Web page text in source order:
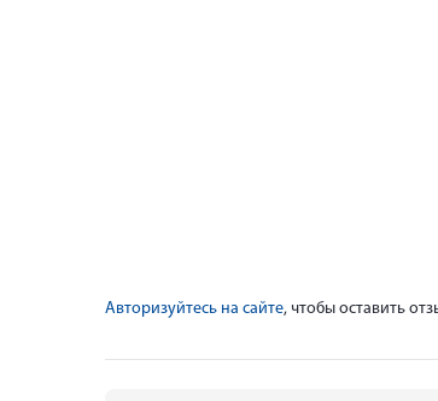
Авторизуйтесь на сайте, чтобы оставить